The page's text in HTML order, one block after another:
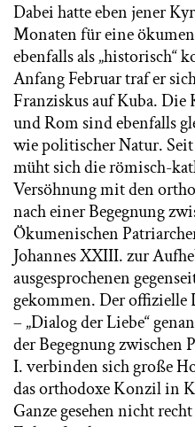
Dabei hatte eben jener
Monaten für eine
ebenfalls als „historisch“
Anfang Februar traf er
Franziskus auf Kuba.
und Rom sind ebenfalls
wie politischer Natur.
müht sich die römisch-
Versöhnung mit den
nach einer Begegnung
Ökumenischen
Johannes XXIII. zur
ausgesprochenen
gekommen. Der offizielle
– „Dialog der Liebe“
der Begegnung zwischen
I. verbinden sich große
das orthodoxe Konzil in
Ganze gesehen nicht